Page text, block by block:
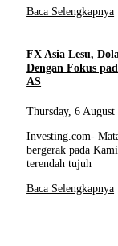
Baca Selengkapnya
FX Asia Lesu,
Dengan Fokus
AS
Thursday, 6 August
Investing.com-
bergerak pada
terendah tujuh
Baca Selengkapnya